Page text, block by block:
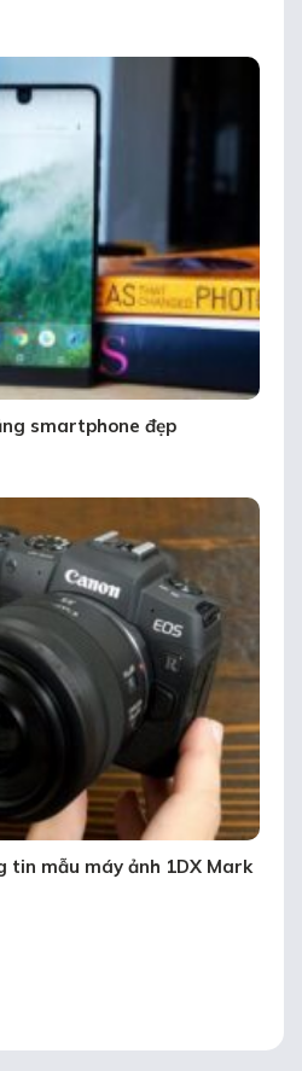
smartphone đẹp
tin mẫu máy ảnh 1DX Mark